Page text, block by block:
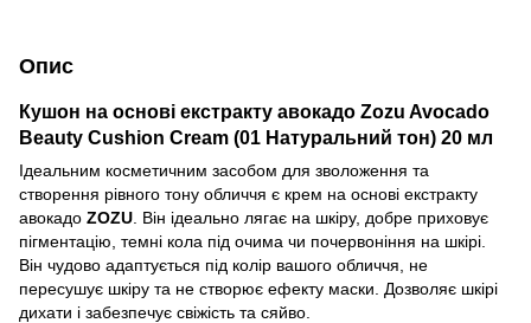
Опис
Кушон на основі екстракту авокадо Zozu Avocado
Beauty Cushion Cream (01 Натуральний тон) 20 мл
Ідеальним косметичним засобом для зволоження та
створення рівного тону обличчя є крем на основі екстракту
авокадо ZOZU . Він ідеально лягає на шкіру, добре приховує
пігментацію, темні кола під очима чи почервоніння на шкірі.
Він чудово адаптується під колір вашого обличчя, не
пересушує шкіру та не створює ефекту маски. Дозволяє шкірі
дихати і забезпечує свіжість та сяйво.